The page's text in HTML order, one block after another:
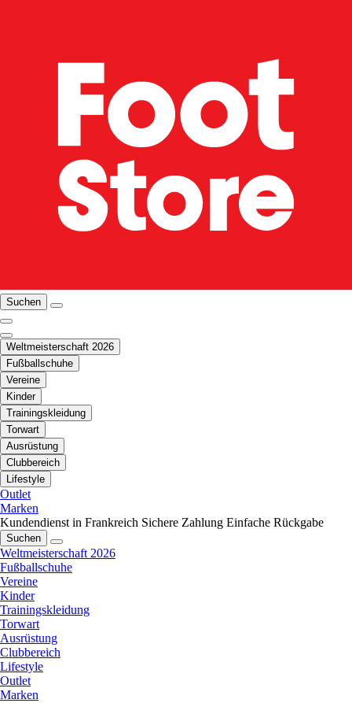
Suchen
Weltmeisterschaft 2026
Fußballschuhe
Vereine
Kinder
Trainingskleidung
Torwart
Ausrüstung
Clubbereich
Lifestyle
Outlet
Marken
Kundendienst in Frankreich Sichere Zahlung Einfache Rückgabe
Suchen
Weltmeisterschaft 2026
Fußballschuhe
Vereine
Kinder
Trainingskleidung
Torwart
Ausrüstung
Clubbereich
Lifestyle
Outlet
Marken